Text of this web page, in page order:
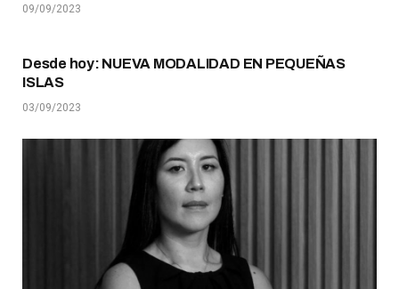
09/09/2023
Desde hoy: NUEVA MODALIDAD EN PEQUEÑAS
ISLAS
03/09/2023